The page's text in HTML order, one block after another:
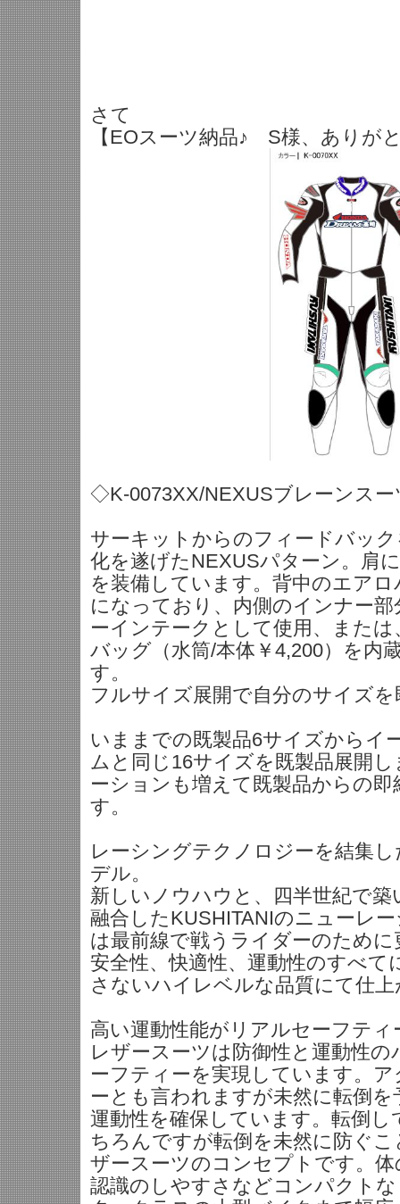
さて
【EOスーツ納品♪ S様、ありが
◇K-0073XX/NEXUSブレーンスー
サーキットからのフィードバッ
化を遂げたNEXUSパターン。肩
を装備しています。背中のエア
になっており、内側のインナー
ーインテークとして使用、また
バッグ（水筒/本体￥4,200）を内
す。
フルサイズ展開で自分のサイズを
いままでの既製品6サイズからイ
ムと同じ16サイズを既製品展開
ーションも増えて既製品からの
す。
レーシングテクノロジーを結集
デル。
新しいノウハウと、四半世紀で
融合したKUSHITANIのニューレ
は最前線で戦うライダーのため
安全性、快適性、運動性のすべて
さないハイレベルな品質にて仕
高い運動性能がリアルセーフティ
レザースーツは防御性と運動性
ーフティーを実現しています。
ーとも言われますが未然に転倒
運動性を確保しています。転倒
ちろんですが転倒を未然に防ぐ
ザースーツのコンセプトです。
認識のしやすさなどコンパクト